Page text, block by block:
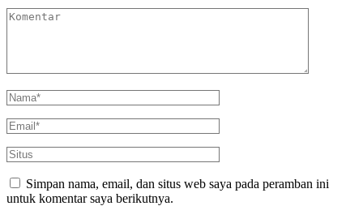
Simpan nama, email, dan situs web saya pada peramban ini
untuk komentar saya berikutnya.